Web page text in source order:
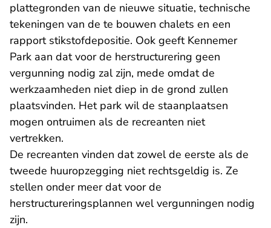
plattegronden van de nieuwe situatie, technische
tekeningen van de te bouwen chalets en een
rapport stikstofdepositie. Ook geeft Kennemer
Park aan dat voor de herstructurering geen
vergunning nodig zal zijn, mede omdat de
werkzaamheden niet diep in de grond zullen
plaatsvinden. Het park wil de staanplaatsen
mogen ontruimen als de recreanten niet
vertrekken.
De recreanten vinden dat zowel de eerste als de
tweede huuropzegging niet rechtsgeldig is. Ze
stellen onder meer dat voor de
herstructureringsplannen wel vergunningen nodig
zijn.